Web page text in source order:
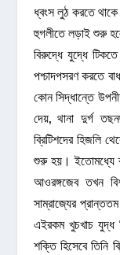
ধ্বংস লুঠ করতে
হুগলীতে লড়াই শুরু
বিরুদ্ধে যুদ্ধে
পশ্চাদপসরণ করতে
কোন সিদ্ধান্তে
দেয়, থানা দুর্গ
ব্রিটিশদের হিজলি
শুরু হয়। ইতোমধ্যে
আওরঙ্গজেব তখন
সাম্রাজ্যের
এইরকম খুচখাচ যুদ্ধ
শক্তি হিসেবে তিনি